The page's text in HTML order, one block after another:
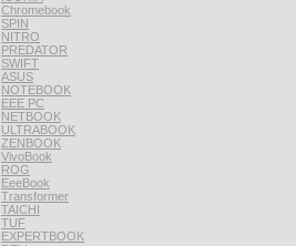
Chromebook
SPIN
NITRO
PREDATOR
SWIFT
ASUS
NOTEBOOK
EEE PC
NETBOOK
ULTRABOOK
ZENBOOK
VivoBook
ROG
EeeBook
Transformer
TAICHI
TUF
EXPERTBOOK